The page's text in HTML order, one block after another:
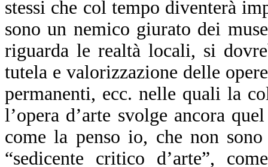
stessi che col tempo diventerà
sono un nemico giurato dei
riguarda le realtà locali, si
tutela e valorizzazione delle
permanenti, ecc. nelle quali la
l’opera d’arte svolge ancora
come la penso io, che non
“sedicente critico d’arte”,